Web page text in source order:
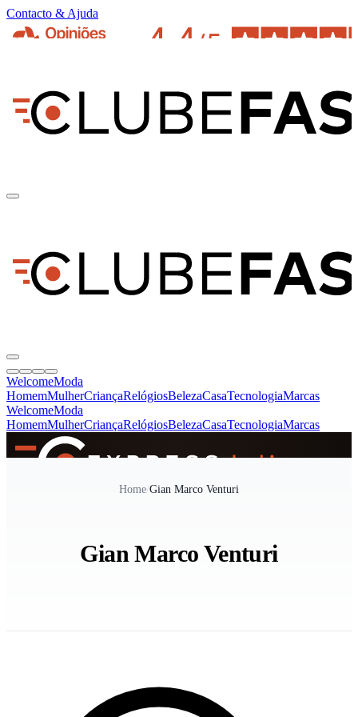
Contacto & Ajuda
WelcomeModa
HomemMulherCriançaRelógiosBelezaCasaTecnologiaMarcas
WelcomeModa
HomemMulherCriançaRelógiosBelezaCasaTecnologiaMarcas
Home/Gian Marco Venturi
Gian Marco Venturi